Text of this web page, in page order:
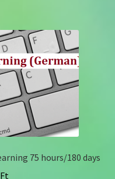
75 hours/180 days
Ft